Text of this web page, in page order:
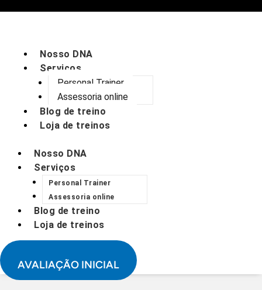
IR
CONTEÚDO
Nosso DNA
Serviços
Personal Trainer
Assessoria online
Blog de treino
Loja de treinos
Nosso DNA
Serviços
Personal Trainer
Assessoria online
Blog de treino
Loja de treinos
AVALIAÇÃO INICIAL